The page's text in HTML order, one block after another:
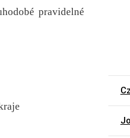
pravidelné